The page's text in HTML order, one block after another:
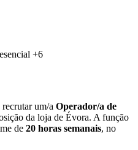
+6
recrutar um/a Operador/a de
da loja de Évora. A função
de 20 horas semanais, no